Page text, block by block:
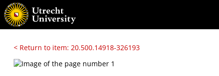
< Return to item: 20.500.14918-326193